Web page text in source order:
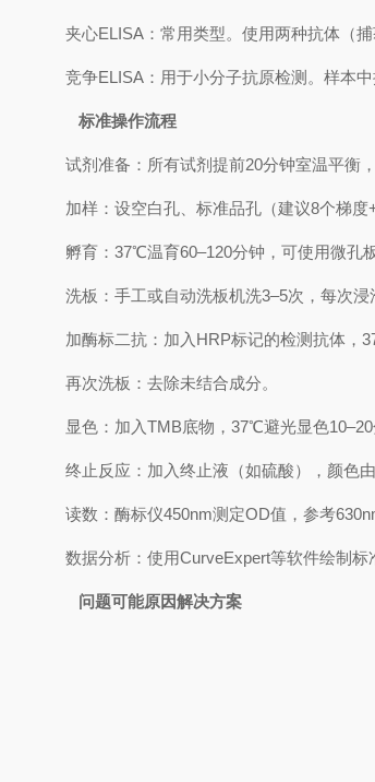
夹心ELISA‌：常用类型。使用两种抗体（
竞争ELISA‌：用于小分子抗原检测。样本
标准操作流程
试剂准备‌：所有试剂提前20分钟室温平衡
加样‌：设空白孔、标准品孔（建议8个梯
孵育‌：37℃温育60–120分钟，可使用微孔
洗板‌：手工或自动洗板机洗3–5次，每次浸
加酶标二抗‌：加入HRP标记的检测抗体，
再次洗板‌：去除未结合成分。
显色‌：加入TMB底物，37℃避光显色
终止反应‌：加入终止液（如硫酸），颜色由
读数‌：酶标仪450nm测定OD值，参考
数据分析‌：使用CurveExpert等软件绘制标
问题可能原因解决方案